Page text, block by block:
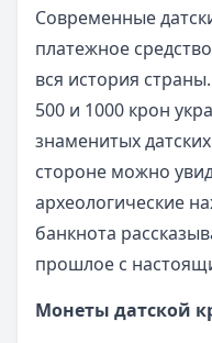
Современные
платежное
вся история
500 и 1000 крон
знаменитых
стороне можно
археологические
банкнота
прошлое с
Монеты датской